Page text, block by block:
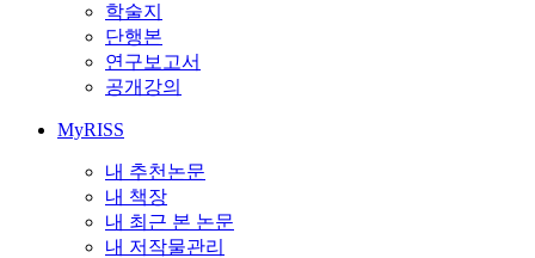
학술지
단행본
연구보고서
공개강의
MyRISS
내 추천논문
내 책장
내 최근 본 논문
내 저작물관리